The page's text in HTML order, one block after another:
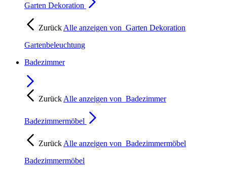
Garten Dekoration
Zurück Alle anzeigen von Garten Dekoration
Gartenbeleuchtung
Badezimmer
Zurück Alle anzeigen von Badezimmer
Badezimmermöbel
Zurück Alle anzeigen von Badezimmermöbel
Badezimmermöbel